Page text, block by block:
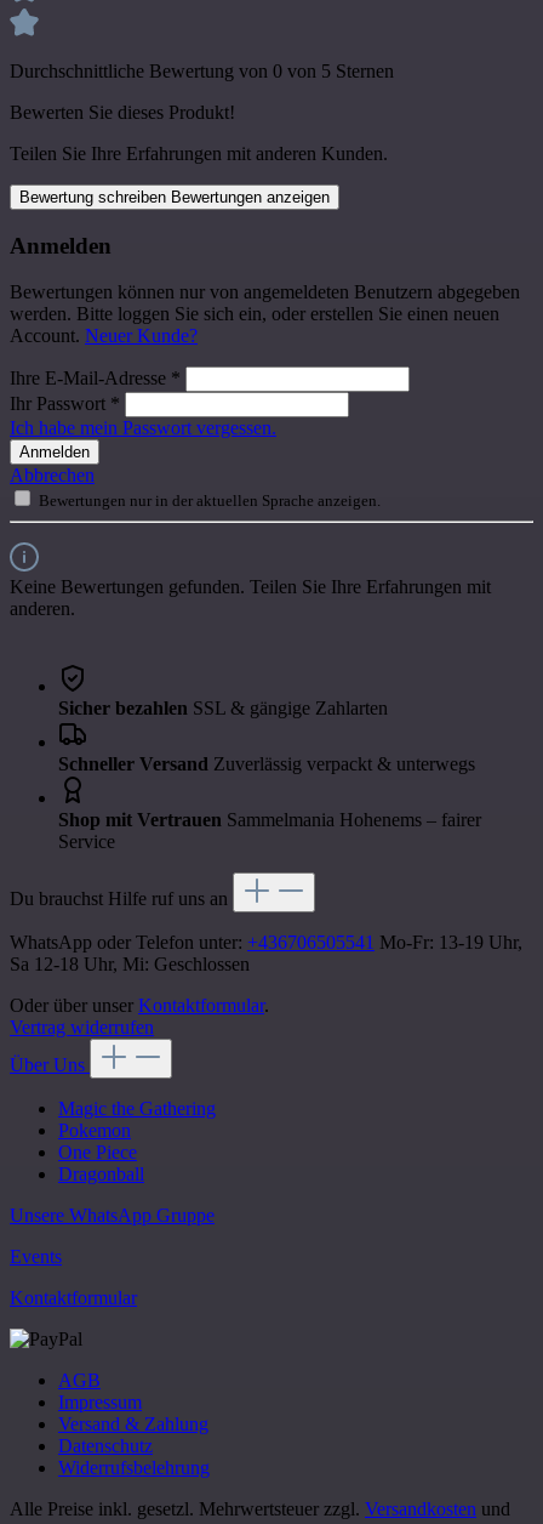
Durchschnittliche Bewertung von 0 von 5 Sternen
Bewerten Sie dieses Produkt!
Teilen Sie Ihre Erfahrungen mit anderen Kunden.
Bewertung schreiben Bewertungen anzeigen
Anmelden
Bewertungen können nur von angemeldeten Benutzern abgegeben
werden. Bitte loggen Sie sich ein, oder erstellen Sie einen neuen
Account. Neuer Kunde?
Ihre E-Mail-Adresse *
Ihr Passwort *
Ich habe mein Passwort vergessen.
Anmelden
Abbrechen
Bewertungen nur in der aktuellen Sprache anzeigen.
Keine Bewertungen gefunden. Teilen Sie Ihre Erfahrungen mit
anderen.
Sicher bezahlen SSL & gängige Zahlarten
Schneller Versand Zuverlässig verpackt & unterwegs
Shop mit Vertrauen Sammelmania Hohenems – fairer
Service
Du brauchst Hilfe ruf uns an
WhatsApp oder Telefon unter: +436706505541 Mo-Fr: 13-19 Uhr,
Sa 12-18 Uhr, Mi: Geschlossen
Oder über unser Kontaktformular.
Vertrag widerrufen
Über Uns
Magic the Gathering
Pokemon
One Piece
Dragonball
Unsere WhatsApp Gruppe
Events
Kontaktformular
AGB
Impressum
Versand & Zahlung
Datenschutz
Widerrufsbelehrung
Alle Preise inkl. gesetzl. Mehrwertsteuer zzgl. Versandkosten und